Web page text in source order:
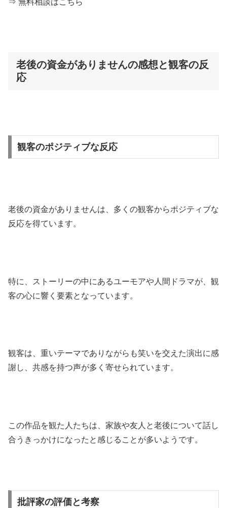
老後の資金がありませんの感想と観客の反
応
観客のポジティブな反応
老後の資金がありませんは、多くの観客からポジティブな
反応を得ています。
特に、ストーリーの中にあるユーモアや人間ドラマが、観
客の心に響く要素となっています。
観客は、重いテーマでありながらも笑いを交えた演出に感
謝し、共感を持つ声が多く寄せられています。
この作品を観た人たちは、家族や友人と老後について話し
合うきっかけになったと感じることが多いようです。
批評家の評価と考察